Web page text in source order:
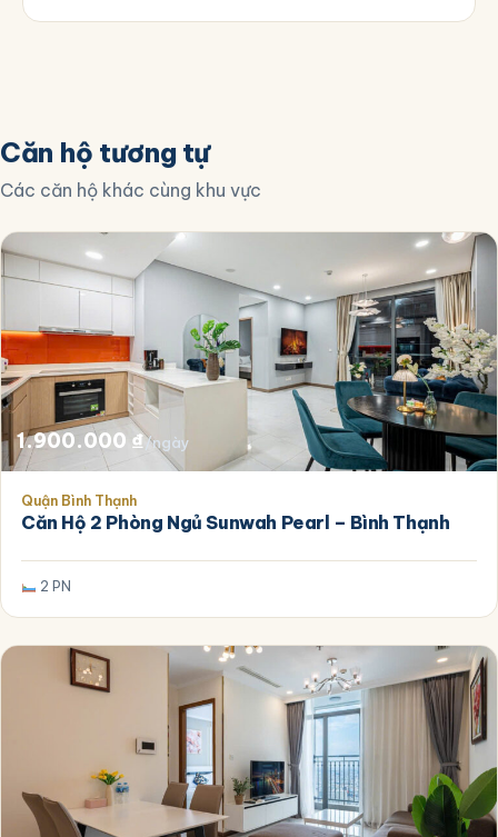
Căn hộ tương tự
Các căn hộ khác cùng khu vực
1.900.000 ₫/ngày
Quận Bình Thạnh
Căn Hộ 2 Phòng Ngủ Sunwah Pearl – Bình Thạnh
2 PN